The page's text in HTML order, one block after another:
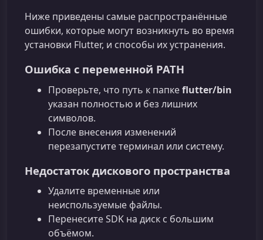
Ниже приведены самые распространённые
ошибки, которые могут возникнуть во время
установки Flutter, и способы их устранения.
Ошибка с переменной PATH
Проверьте, что путь к папкеflutter/bin
указан полностью и без лишних
символов.
После внесения изменений
перезапустите терминал или систему.
Недостаток дискового пространства
Удалите временные или
неиспользуемые файлы.
Перенесите SDK на диск с большим
объёмом.